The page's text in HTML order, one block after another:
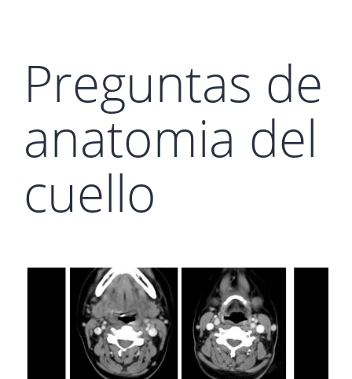
Preguntas de
anatomia del
cuello